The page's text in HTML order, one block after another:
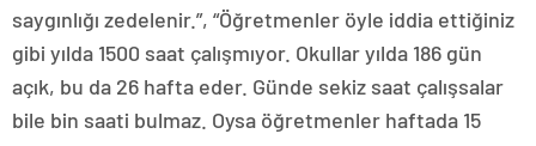
saygınlığı zedelenir.”, “Öğretmenler öyle iddia ettiğiniz
gibi yılda 1500 saat çalışmıyor. Okullar yılda 186 gün
açık, bu da 26 hafta eder. Günde sekiz saat çalışsalar
bile bin saati bulmaz. Oysa öğretmenler haftada 15